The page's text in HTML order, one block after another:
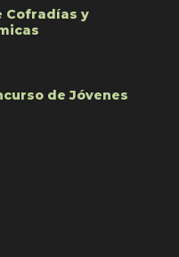
Cofradías y
de Jóvenes